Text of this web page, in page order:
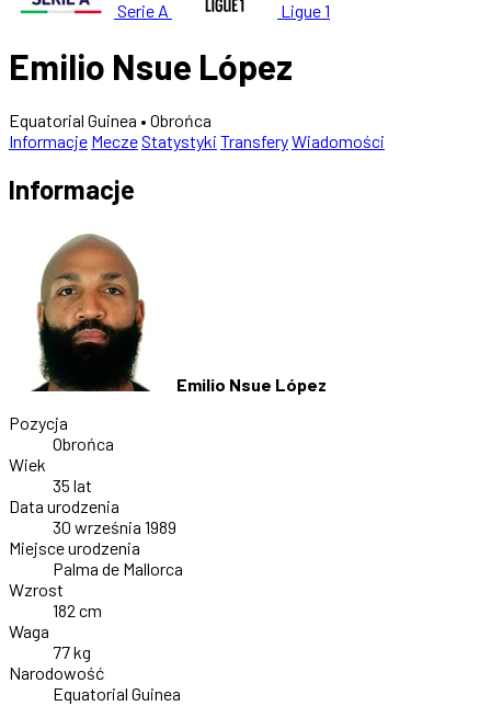
Serie A Ligue 1
Emilio Nsue López
Equatorial Guinea • Obrońca
Informacje MeczeStatystyki TransferyWiadomości
Informacje
Emilio Nsue López
Pozycja
Obrońca
Wiek
35 lat
Data urodzenia
30 września 1989
Miejsce urodzenia
Palma de Mallorca
Wzrost
182 cm
Waga
77 kg
Narodowość
Equatorial Guinea